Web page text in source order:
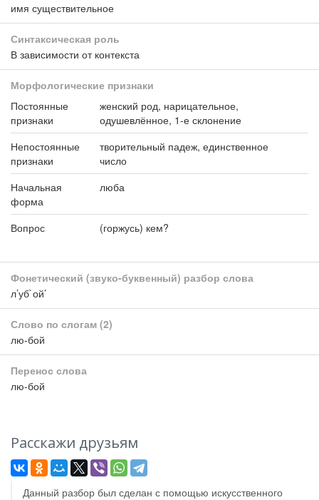
имя существительное
Синтаксическая роль
В зависимости от контекста
Морфологические признаки
Постоянные
признаки
женский род, нарицательное,
одушевлённое, 1-е склонение
Непостоянные
признаки
творительный падеж, единственное
число
Начальная
форма
люба
Вопрос (горжусь) кем?
Фонетический (звуко-буквенный) разбор слова
л’уб`ой’
Слово по слогам (2)
лю-бой
Перенос слова
лю-бой
Расскажи друзьям
Данный разбор был сделан с помощью искусственного